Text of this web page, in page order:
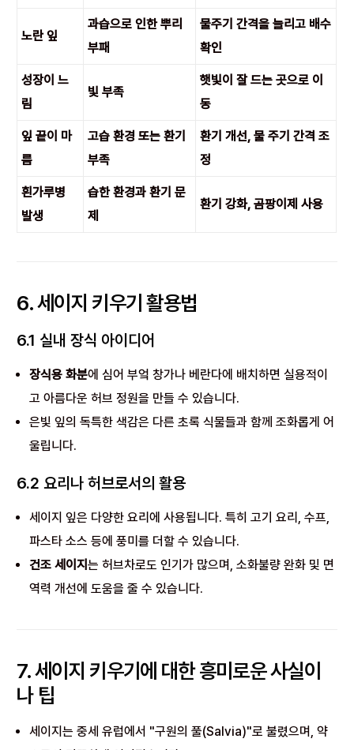
노란 잎
과습으로 인한 뿌리
부패
물주기 간격을 늘리고 배수
확인
성장이 느
림
빛 부족
햇빛이 잘 드는 곳으로 이
동
잎 끝이 마
름
고습 환경 또는 환기
부족
환기 개선, 물 주기 간격 조
정
흰가루병
발생
습한 환경과 환기 문
제
환기 강화, 곰팡이제 사용
6. 세이지 키우기 활용법
6.1 실내 장식 아이디어
장식용 화분에 심어 부엌 창가나 베란다에 배치하면 실용적이
고 아름다운 허브 정원을 만들 수 있습니다.
은빛 잎의 독특한 색감은 다른 초록 식물들과 함께 조화롭게 어
울립니다.
6.2 요리나 허브로서의 활용
세이지 잎은 다양한 요리에 사용됩니다. 특히 고기 요리, 수프,
파스타 소스 등에 풍미를 더할 수 있습니다.
건조 세이지는 허브차로도 인기가 많으며, 소화불량 완화 및 면
역력 개선에 도움을 줄 수 있습니다.
7. 세이지 키우기에 대한 흥미로운 사실이
나 팁
세이지는 중세 유럽에서 "구원의 풀(Salvia)"로 불렸으며, 약